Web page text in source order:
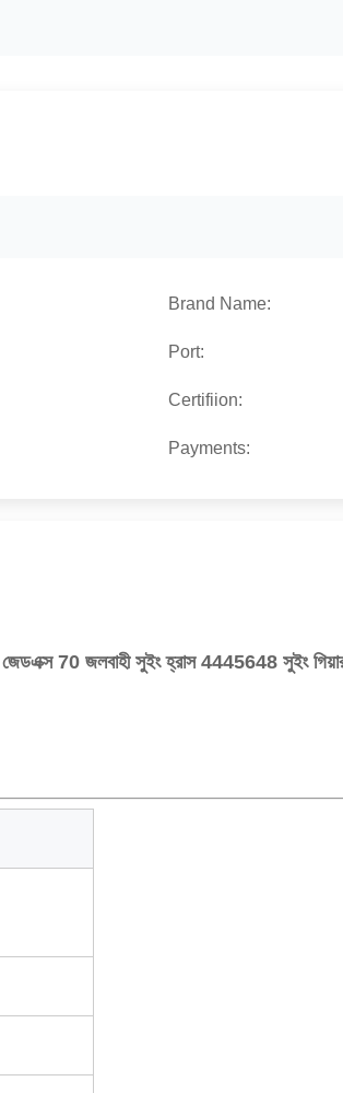
Brand Name:
Port:
Certifiion:
Payments:
জেডএক্স 70 জলবাহী সুইং হ্রাস 4445648 সুইং